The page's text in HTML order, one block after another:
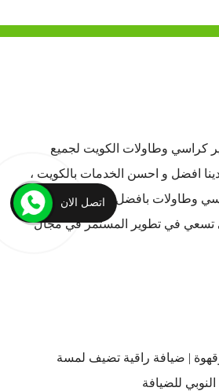
كراسي وطاولات الكويت لجميع
افضل و احسن الخدمات بالكويت ،
وطاولات بافضل الاسعار التي
تسعي في تطوير المستمر في مجال
| ضيافة راقية تضيف لمسة
للضيافة
اتصل الان